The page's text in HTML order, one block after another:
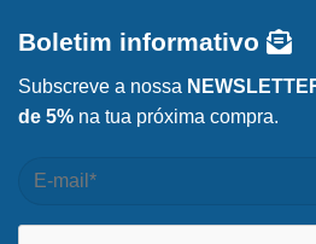
Boletim informativo
Subscreve a nossa
de 5% na tua próxima compra.